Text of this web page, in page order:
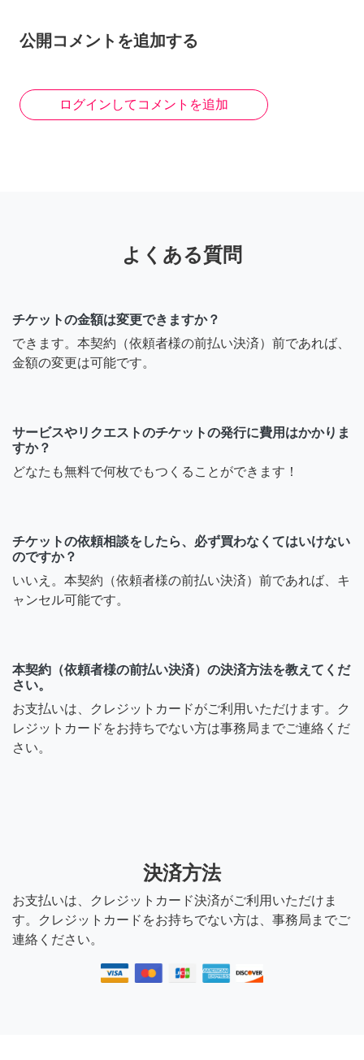
公開コメントを追加する
ログインしてコメントを追加
よくある質問
チケットの金額は変更できますか？
できます。本契約（依頼者様の前払い決済）前であれば、
金額の変更は可能です。
サービスやリクエストのチケットの発行に費用はかかりま
すか？
どなたも無料で何枚でもつくることができます！
チケットの依頼相談をしたら、必ず買わなくてはいけない
のですか？
いいえ。本契約（依頼者様の前払い決済）前であれば、キ
ャンセル可能です。
本契約（依頼者様の前払い決済）の決済方法を教えてくだ
さい。
お支払いは、クレジットカードがご利用いただけます。ク
レジットカードをお持ちでない方は事務局までご連絡くだ
さい。
決済方法
お支払いは、クレジットカード決済がご利用いただけま
す。クレジットカードをお持ちでない方は、事務局までご
連絡ください。